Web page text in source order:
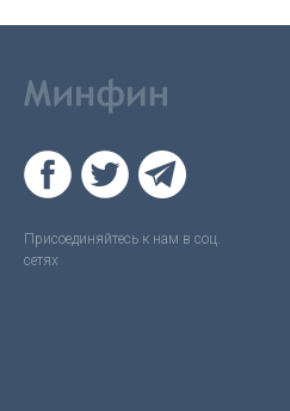
Присоединяйтесь к нам в соц.
сетях